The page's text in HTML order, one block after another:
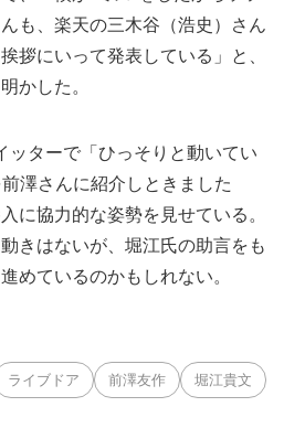
も、楽天の三木谷（浩史）さん
拶にいって発表している」と、
かした。
ターで「ひっそりと動いてい
澤さんに紹介しときました
に協力的な姿勢を見せている。
きはないが、堀江氏の助言をも
めているのかもしれない。
ライブドア 前澤友作 堀江貴文